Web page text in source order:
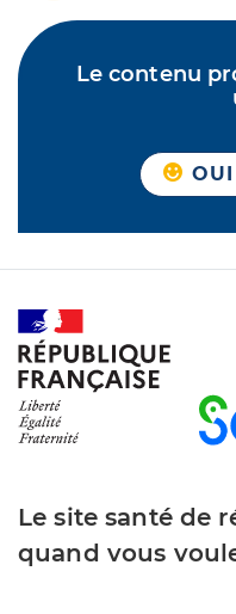
Le contenu
OUI
Le site santé de
quand vous